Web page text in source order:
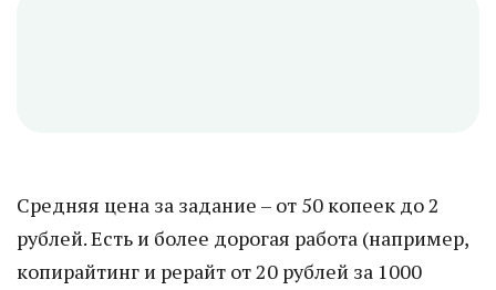
Средняя цена за задание – от 50 копеек до 2
рублей. Есть и более дорогая работа (например,
копирайтинг и рерайт от 20 рублей за 1000